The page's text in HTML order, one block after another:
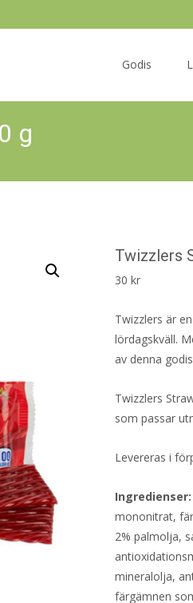
Godis
g
Twizzlers
30 kr
Twizzlers är
lördagskväll.
av denna
Twizzlers
som passar
Levereras i
Ingredienser:
mononitrat,
2% palmolja,
mineralolja,
färgämnen